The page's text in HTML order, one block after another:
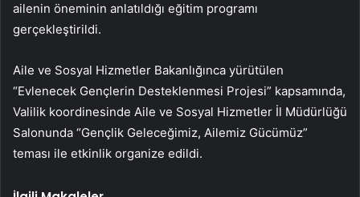
ailenin öneminin anlatıldığı eğitim programı
gerçekleştirildi.
Aile ve Sosyal Hizmetler Bakanlığınca yürütülen
“Evlenecek Gençlerin Desteklenmesi Projesi” kapsamında,
Valilik koordinesinde Aile ve Sosyal Hizmetler İl Müdürlüğü
Salonunda “Gençlik Geleceğimiz, Ailemiz Gücümüz”
teması ile etkinlik organize edildi.